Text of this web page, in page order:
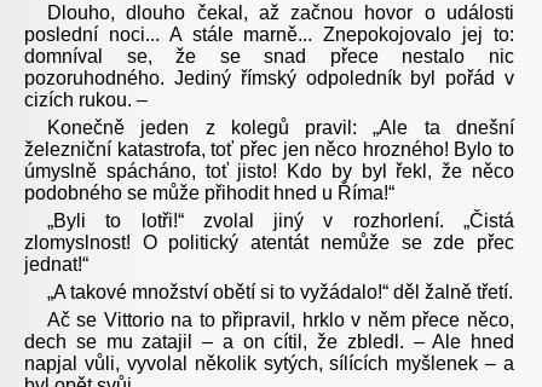
Dlouho, dlouho čekal, až začnou hovor o události
poslední noci... A stále marně... Znepokojovalo jej to:
domníval se, že se snad přece nestalo nic
pozoruhodného. Jediný římský odpoledník byl pořád v
cizích rukou. –
Konečně jeden z kolegů pravil: „Ale ta dnešní
železniční katastrofa, toť přec jen něco hrozného! Bylo to
úmyslně spácháno, toť jisto! Kdo by byl řekl, že něco
podobného se může přihodit hned u Říma!“
„Byli to lotři!“ zvolal jiný v rozhorlení. „Čistá
zlomyslnost! O politický atentát nemůže se zde přec
jednat!“
„A takové množství obětí si to vyžádalo!“ děl žalně třetí.
Ač se Vittorio na to připravil, hrklo v něm přece něco,
dech se mu zatajil – a on cítil, že zbledl. – Ale hned
napjal vůli, vyvolal několik sytých, sílících myšlenek – a